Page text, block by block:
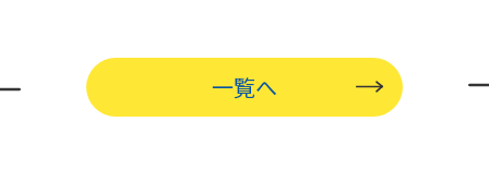
一覧へ